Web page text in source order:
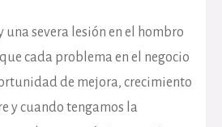
una severa lesión en el hombro
cada problema en el negocio
de mejora, crecimiento
y cuando tengamos la